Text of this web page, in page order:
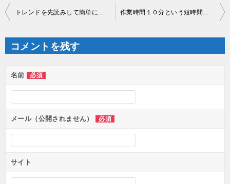
投
稿
ナ
ゲ
ー
シ
ン
コメントを残す
名前 必須
メール（公開されません） 必須
サイト